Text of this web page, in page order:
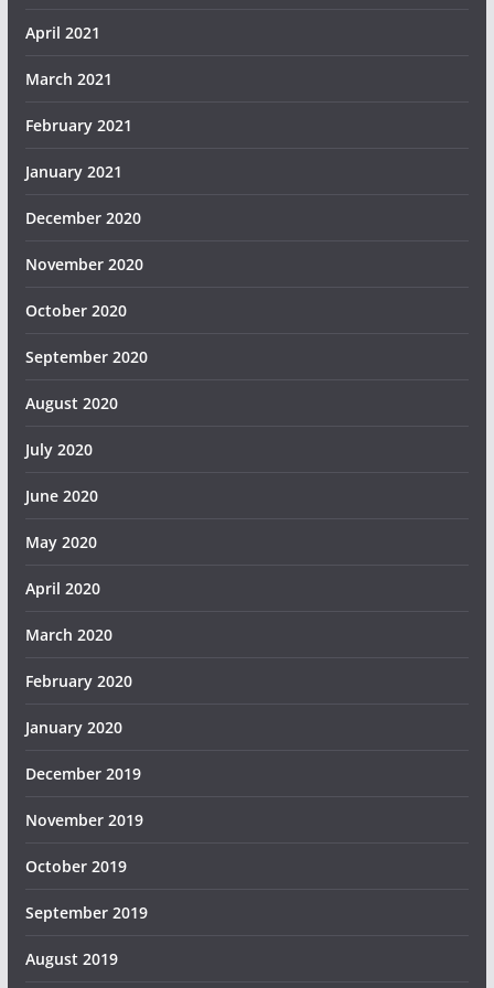
April 2021
March 2021
February 2021
January 2021
December 2020
November 2020
October 2020
September 2020
August 2020
July 2020
June 2020
May 2020
April 2020
March 2020
February 2020
January 2020
December 2019
November 2019
October 2019
September 2019
August 2019